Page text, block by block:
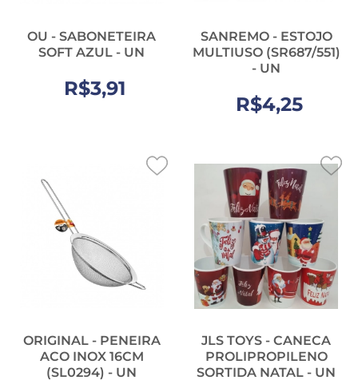
OU - SABONETEIRA
SOFT AZUL - UN
R$3,91
SANREMO - ESTOJO
MULTIUSO (SR687/551)
- UN
R$4,25
ORIGINAL - PENEIRA
ACO INOX 16CM
(SL0294) - UN
JLS TOYS - CANECA
PROLIPROPILENO
SORTIDA NATAL - UN